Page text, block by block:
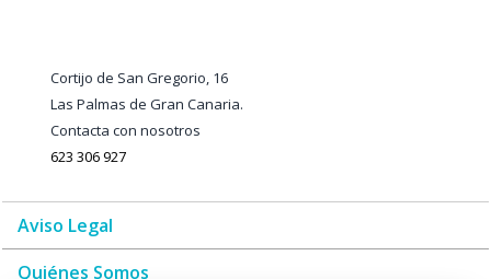
Cortijo de San Gregorio, 16
Las Palmas de Gran Canaria.
Contacta con nosotros
623 306 927
Aviso Legal
Quiénes Somos